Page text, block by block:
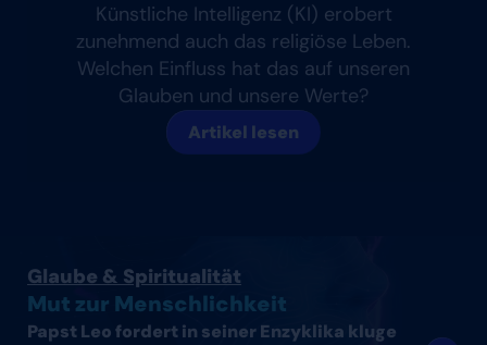
Künstliche Intelligenz (KI) erobert
zunehmend auch das religiöse Leben.
Welchen Einfluss hat das auf unseren
Glauben und unsere Werte?
Artikel lesen
Glaube & Spiritualität
Mut zur Menschlichkeit
Papst Leo fordert in seiner Enzyklika kluge